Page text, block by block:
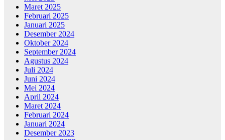
Maret 2025
Februari 2025
Januari 2025
Desember 2024
Oktober 2024
September 2024
Agustus 2024
Juli 2024
Juni 2024
Mei 2024
April 2024
Maret 2024
Februari 2024
Januari 2024
Desember 2023